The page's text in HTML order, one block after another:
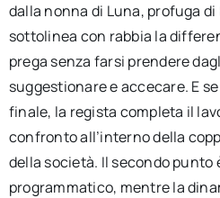
dalla nonna di Luna, profuga di
sottolinea con rabbia la
prega senza farsi prendere
suggestionare e accecare. E
finale, la regista completa il
confronto all’interno della
della società. Il secondo punto
programmatico, mentre la